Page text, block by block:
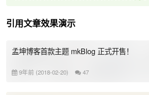
引用文章效果演示
孟坤博客首款主题 mkBlog 正式开售！
9年前 (2018-02-20) 47